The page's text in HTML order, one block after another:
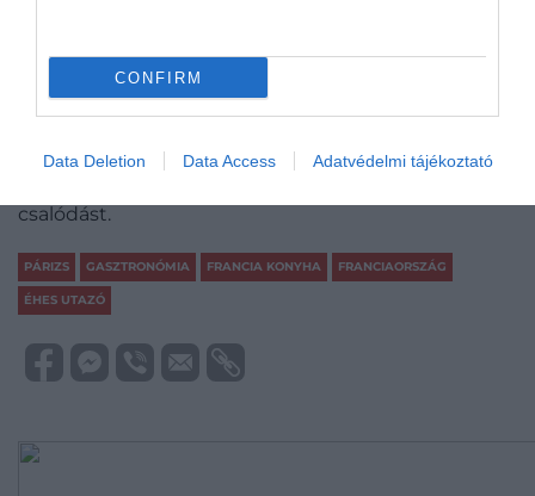
CONFIRM
Data Deletion Data Access Adatvédelmi tájékoztató
, Párizs leghíresebb fagylaltozója ugyanis
fogalom: a fantasztikus ízkombinációkat
velünk a hőséget! De ha nincs kedvünk kiállni a sort,
csalódást.
PÁRIZS GASZTRONÓMIA FRANCIA KONYHA FRANCIAORSZÁG
ÉHES UTAZÓ